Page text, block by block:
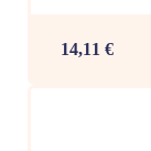
14,11 €